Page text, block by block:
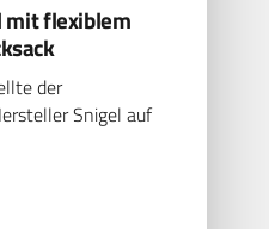
mit flexiblem
der
Snigel auf